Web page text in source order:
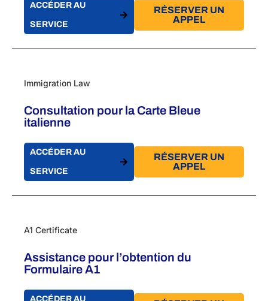
ACCÉDER AU
SERVICE
RÉSERVER UN
APPEL
Immigration Law
Consultation pour la Carte Bleue
italienne
ACCÉDER AU
SERVICE
RÉSERVER UN
APPEL
A1 Certificate
Assistance pour l’obtention du
Formulaire A1
ACCÉDER AU